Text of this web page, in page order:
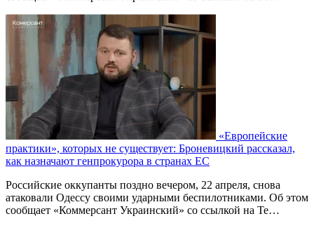
«Европейские
практики», которых не существует: Броневицкий рассказал,
как назначают генпрокурора в странах ЕС
Российские оккупанты поздно вечером, 22 апреля, снова
атаковали Одессу своими ударными беспилотниками. Об этом
сообщает «Коммерсант Украинский» со ссылкой на Te…